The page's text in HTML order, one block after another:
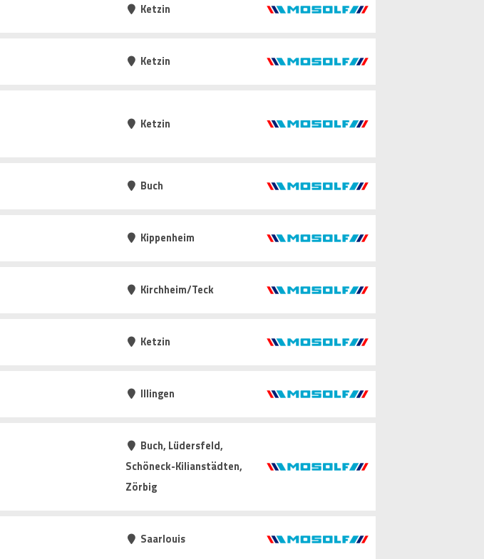
Ketzin
Ketzin
Ketzin
Buch
Kippenheim
Kirchheim/Teck
Ketzin
Illingen
Buch, Lüdersfeld,
Schöneck-Kilianstädten,
Zörbig
Saarlouis